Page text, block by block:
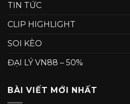
TIN TỨC
CLIP HIGHLIGHT
SOI KÈO
ĐẠI LÝ VN88 – 50%
BÀI VIẾT MỚI NHẤT